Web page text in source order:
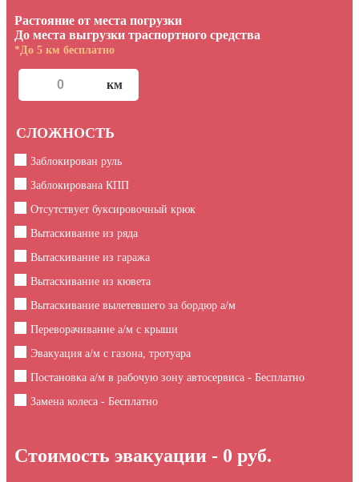
Растояние от места погрузки
До места выгрузки траспортного средства
*До 5 км бесплатно
СЛОЖНОСТЬ
Заблокирован руль
Заблокирована КПП
Отсутствует буксировочный крюк
Вытаскивание из ряда
Вытаскивание из гаража
Вытаскивание из кювета
Вытаскивание вылетевшего за бордюр а/м
Переворачивание а/м с крыши
Эвакуация а/м с газона, тротуара
Постановка а/м в рабочую зону автосервиса - Бесплатно
Замена колеса - Бесплатно
Стоимость эвакуации - 0 руб.